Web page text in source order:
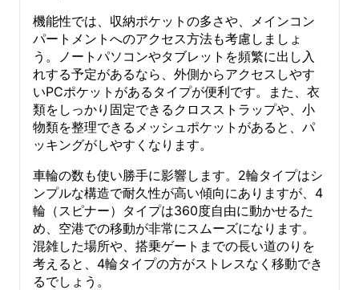
機能性では、収納ポケットの多さや、メインコン
パートメントへのアクセス方法も考慮しましょ
う。ノートパソコンやタブレットを頻繁に出し入
れする予定があるなら、外側からアクセスしやす
いPCポケットがあるタイプが便利です。また、衣
類をしっかり固定できるクロスストラップや、小
物類を整理できるメッシュポケットがあると、パ
ッキングがしやすくなります。
車輪の数も使い勝手に影響します。2輪タイプはシ
ンプルな構造で耐久性が高い傾向にありますが、4
輪（スピナー）タイプは360度自由に動かせるた
め、空港での移動が非常にスムーズになります。
混雑した場所や、搭乗ゲートまでの長い道のりを
考えると、4輪タイプの方がストレスなく移動でき
るでしょう。